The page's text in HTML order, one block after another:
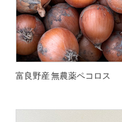
富良野産 無農薬ペコロス